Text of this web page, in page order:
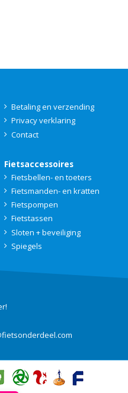
Betaling en verzending
Privacy verklaring
Contact
Fietsaccessoires
Fietsbellen- en toeters
Fietsmanden- en kratten
Fietspompen
Fietstassen
Sloten + beveiliging
Spiegels